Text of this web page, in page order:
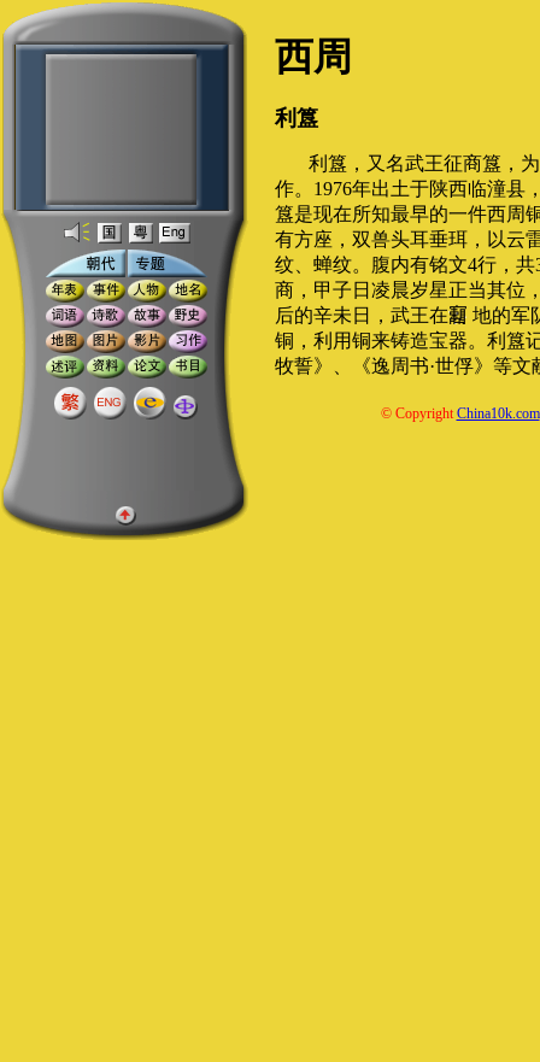
西周
利簋
利簋，又名武王征商簋，为
作。1976年出土于陕西临潼县
簋是现在所知最早的一件西周
有方座，双兽头耳垂珥，以云
纹、蝉纹。腹内有铭文4行，
商，甲子日凌晨岁星正当其位
后的辛未日，武王在
地的军
铜，利用铜来铸造宝器。利簋
牧誓》、《逸周书·世俘》等文
© CopyrightChina10k.com